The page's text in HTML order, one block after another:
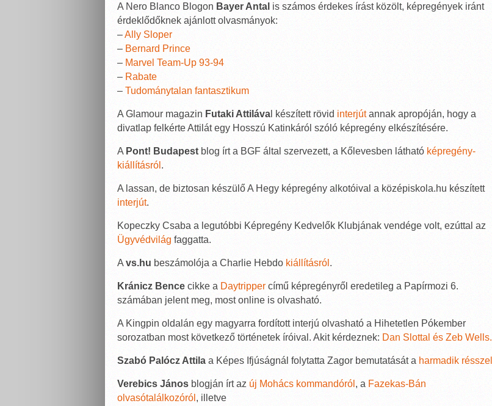
A Nero Blanco Blogon Bayer Antal is számos érdekes írást közölt, képregények iránt
érdeklődőknek ajánlott olvasmányok:
–Ally Sloper
– Bernard Prince
– Marvel Team-Up 93-94
– Rabate
– Tudománytalan fantasztikum
A Glamour magazin Futaki Attilával készített rövid interjútannak apropóján, hogy a
divatlap felkérte Attilát egy Hosszú Katinkáról szóló képregény elkészítésére.
A Pont! Budapestblog írt a BGF által szervezett, a Kőlevesben látható képregény-
kiállításról .
A lassan, de biztosan készülő A Hegy képregény alkotóival a középiskola.hu készített
interjút.
Kopeczky Csaba a legutóbbi Képregény Kedvelők Klubjának vendége volt, ezúttal az
Ügyvédvilág faggatta.
Avs.hu beszámolója a Charlie Hebdo kiállításról .
Kránicz Bencecikke a Daytrippercímű képregényről eredetileg a Papírmozi 6.
számában jelent meg, most online is olvasható.
A Kingpin oldalán egy magyarra fordított interjú olvasható a Hihetetlen Pókember
sorozatban most következő történetek íróival. Akit kérdeznek: Dan Slottal és Zeb Wells.
Szabó Palócz Attilaa Képes Ifjúságnál folytatta Zagor bemutatását a harmadik résszel
Verebics Jánosblogján írt az új Mohács kommandóról , a Fazekas-Bán
olvasótalálkozóról , illetve